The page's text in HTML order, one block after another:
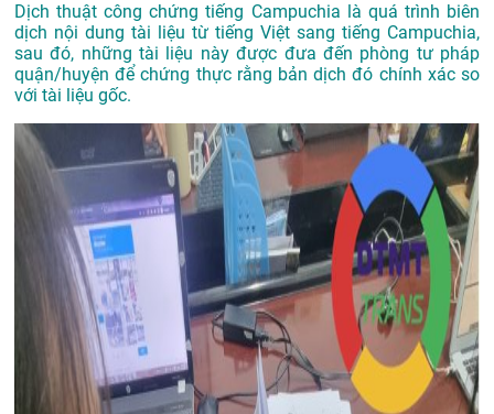
Dịch thuật công chứng tiếng Campuchia là quá trình biên
dịch nội dung tài liệu từ tiếng Việt sang tiếng Campuchia,
sau đó, những tài liệu này được đưa đến phòng tư pháp
quận/huyện để chứng thực rằng bản dịch đó chính xác so
với tài liệu gốc.